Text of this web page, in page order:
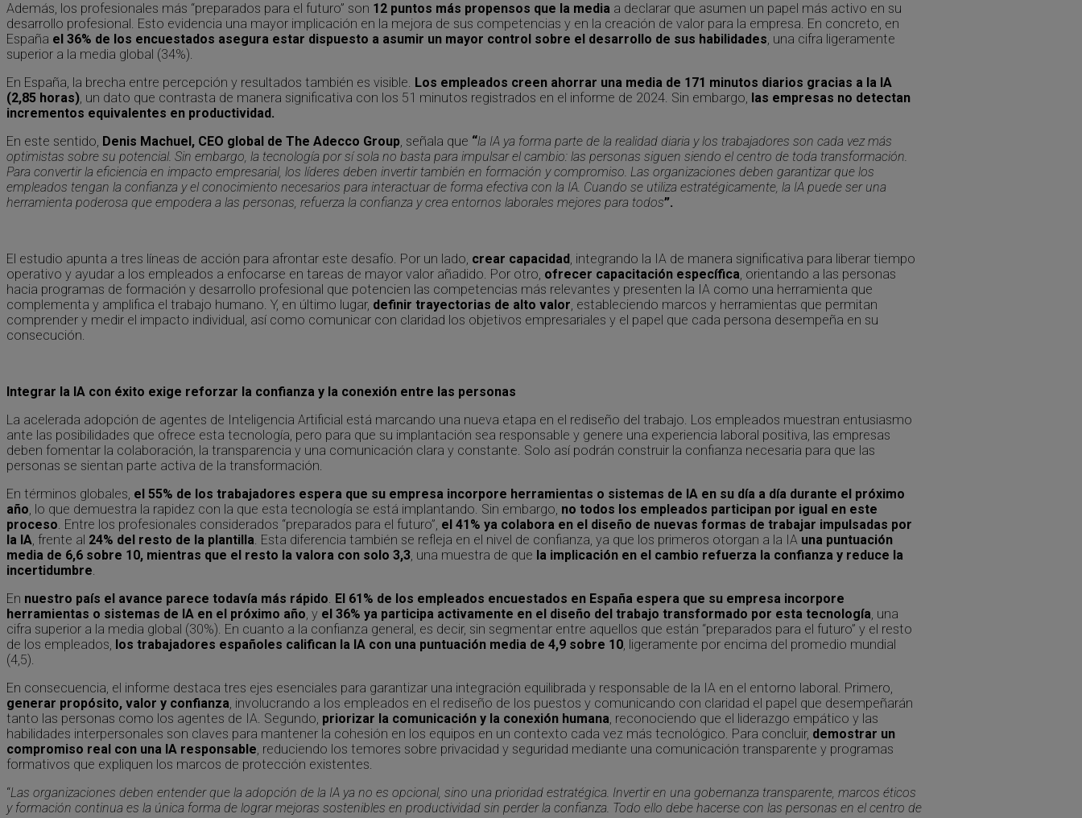
Además, los profesionales más “preparados para el futuro” son 12 puntos más propensos que la media a declarar que asumen un papel más activo en su
desarrollo profesional. Esto evidencia una mayor implicación en la mejora de sus competencias y en la creación de valor para la empresa. En concreto, en
España el 36% de los encuestados asegura estar dispuesto a asumir un mayor control sobre el desarrollo de sus habilidades, una cifra ligeramente
superior a la media global (34%).
En España, la brecha entre percepción y resultados también es visible. Los empleados creen ahorrar una media de 171 minutos diarios gracias a la IA
(2,85 horas), un dato que contrasta de manera significativa con los 51 minutos registrados en el informe de 2024. Sin embargo, las empresas no detectan
incrementos equivalentes en productividad.
En este sentido, Denis Machuel, CEO global de The Adecco Group, señala que “la IA ya forma parte de la realidad diaria y los trabajadores son cada vez más
optimistas sobre su potencial. Sin embargo, la tecnología por sí sola no basta para impulsar el cambio: las personas siguen siendo el centro de toda transformación.
Para convertir la eficiencia en impacto empresarial, los líderes deben invertir también en formación y compromiso. Las organizaciones deben garantizar que los
empleados tengan la confianza y el conocimiento necesarios para interactuar de forma efectiva con la IA. Cuando se utiliza estratégicamente, la IA puede ser una
herramienta poderosa que empodera a las personas, refuerza la confianza y crea entornos laborales mejores para todos”.
El estudio apunta a tres líneas de acción para afrontar este desafío. Por un lado, crear capacidad , integrando la IA de manera significativa para liberar tiempo
operativo y ayudar a los empleados a enfocarse en tareas de mayor valor añadido. Por otro, ofrecer capacitación específica, orientando a las personas
hacia programas de formación y desarrollo profesional que potencien las competencias más relevantes y presenten la IA como una herramienta que
complementa y amplifica el trabajo humano. Y, en último lugar, definir trayectorias de alto valor, estableciendo marcos y herramientas que permitan
comprender y medir el impacto individual, así como comunicar con claridad los objetivos empresariales y el papel que cada persona desempeña en su
consecución.
Integrar la IA con éxito exige reforzar la confianza y la conexión entre las personas
La acelerada adopción de agentes de Inteligencia Artificial está marcando una nueva etapa en el rediseño del trabajo. Los empleados muestran entusiasmo
ante las posibilidades que ofrece esta tecnología, pero para que su implantación sea responsable y genere una experiencia laboral positiva, las empresas
deben fomentar la colaboración, la transparencia y una comunicación clara y constante. Solo así podrán construir la confianza necesaria para que las
personas se sientan parte activa de la transformación.
En términos globales, el 55% de los trabajadores espera que su empresa incorpore herramientas o sistemas de IA en su día a día durante el próximo
año, lo que demuestra la rapidez con la que esta tecnología se está implantando. Sin embargo, no todos los empleados participan por igual en este
proceso. Entre los profesionales considerados “preparados para el futuro”, el 41% ya colabora en el diseño de nuevas formas de trabajar impulsadas por
la IA, frente al 24% del resto de la plantilla. Esta diferencia también se refleja en el nivel de confianza, ya que los primeros otorgan a la IA una puntuación
media de 6,6 sobre 10, mientras que el resto la valora con solo 3,3, una muestra de que la implicación en el cambio refuerza la confianza y reduce la
incertidumbre.
En nuestro país el avance parece todavía más rápido. El 61% de los empleados encuestados en España espera que su empresa incorpore
herramientas o sistemas de IA en el próximo año, y el 36% ya participa activamente en el diseño del trabajo transformado por esta tecnología, una
cifra superior a la media global (30%). En cuanto a la confianza general, es decir, sin segmentar entre aquellos que están “preparados para el futuro” y el resto
de los empleados, los trabajadores españoles califican la IA con una puntuación media de 4,9 sobre 10, ligeramente por encima del promedio mundial
(4,5).
En consecuencia, el informe destaca tres ejes esenciales para garantizar una integración equilibrada y responsable de la IA en el entorno laboral. Primero,
generar propósito, valor y confianza, involucrando a los empleados en el rediseño de los puestos y comunicando con claridad el papel que desempeñarán
tanto las personas como los agentes de IA. Segundo, priorizar la comunicación y la conexión humana, reconociendo que el liderazgo empático y las
habilidades interpersonales son claves para mantener la cohesión en los equipos en un contexto cada vez más tecnológico. Para concluir, demostrar un
compromiso real con una IA responsable, reduciendo los temores sobre privacidad y seguridad mediante una comunicación transparente y programas
formativos que expliquen los marcos de protección existentes.
“Las organizaciones deben entender que la adopción de la IA ya no es opcional, sino una prioridad estratégica. Invertir en una gobernanza transparente, marcos éticos
y formación continua es la única forma de lograr mejoras sostenibles en productividad sin perder la confianza. Todo ello debe hacerse con las personas en el centro de